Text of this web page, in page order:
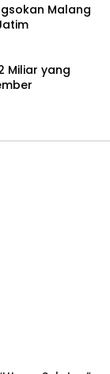
Malang
Miliar yang